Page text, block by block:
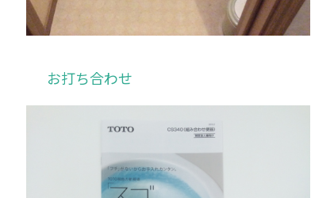
お打ち合わせ